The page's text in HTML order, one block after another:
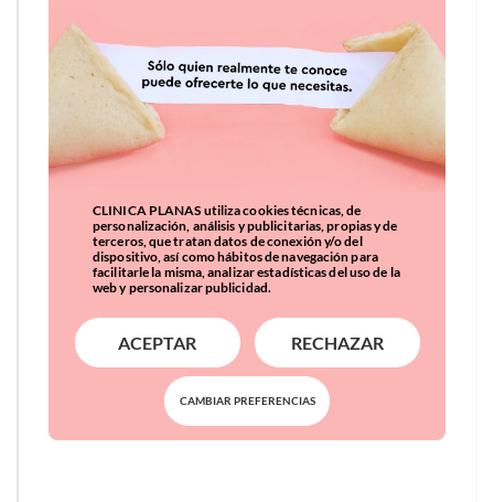
CLINICA PLANAS utiliza cookies técnicas, de
personalización, análisis y publicitarias, propias y de
terceros, que tratan datos de conexión y/o del
dispositivo, así como hábitos de navegación para
facilitarle la misma, analizar estadísticas del uso de la
web y personalizar publicidad.
ACEPTAR RECHAZAR
CAMBIAR PREFERENCIAS